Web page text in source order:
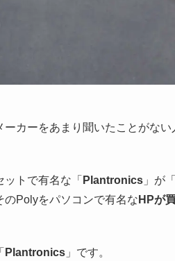
ーカーをあまり聞いたことがな
トで有名な「 Plantronics 」が「
のPolyをパソコンで有名な HPが
Plantronics 」です。